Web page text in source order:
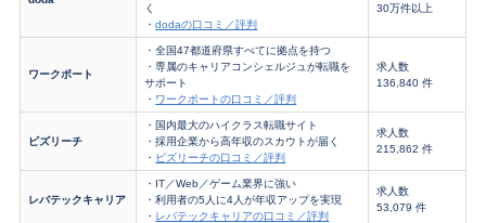
く
・dodaの口コミ／評判
30万件以上
ワークポート
・全国47都道府県すべてに拠点を持つ
・専属のキャリアコンシェルジュが転職を
サポート
・ ワークポートの口コミ／評判
求人数
136,840 件
ビズリーチ
・国内最大のハイクラス転職サイト
・採用企業から高年収のスカウトが届く
・ ビズリーチの口コミ／評判
求人数
215,862 件
レバテックキャリア
・IT／Web／ゲーム業界に強い
・利用者の5人に4人が年収アップを実現
・ レバテックキャリアの口コミ／評判
求人数
53,079 件